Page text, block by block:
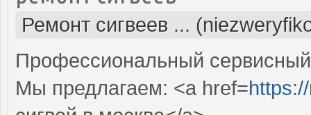
Ремонт сигвеев ...
Профессиональный
Мы предлагаем: <a href=